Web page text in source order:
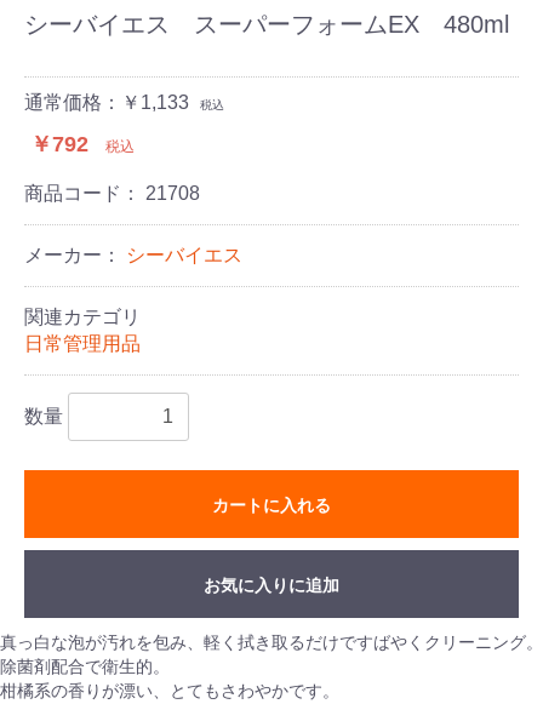
シーバイエス スーパーフォームEX 480ml
通常価格：￥1,133 税込
￥792 税込
商品コード： 21708
メーカー： シーバイエス
関連カテゴリ
日常管理用品
数量
カートに入れる
お気に入りに追加
真っ白な泡が汚れを包み、軽く拭き取るだけですばやくクリーニング。
除菌剤配合で衛生的。
柑橘系の香りが漂い、とてもさわやかです。